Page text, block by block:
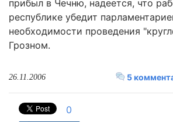
прибыл в Чечню, надеется, что
республике убедит
необходимости проведения
Грозном.
5
26.11.2006
0